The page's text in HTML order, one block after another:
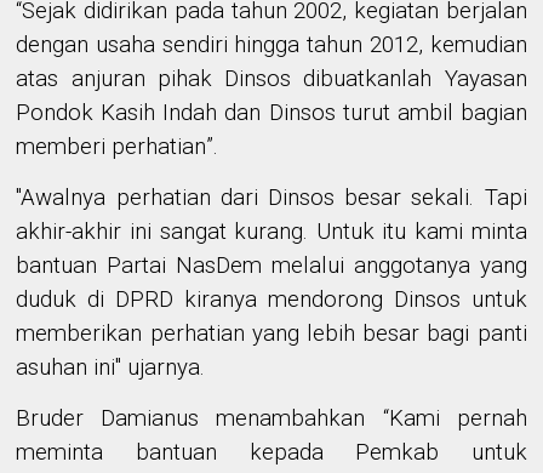
“Sejakdidirikan pada tahun 2002, kegiatan berjalan
dengan usaha sendiri hingga tahun 2012, kemudian
atas anjuran pihak Dinsos dibuatkanlah Yayasan
Pondok Kasih Indahdan Dinsos turut ambil bagian
memberi perhatian”.
"Awalnya perhatian dari Dinsos besar sekali. Tapi
akhir-akhir ini sangat kurang. Untuk itu kami minta
bantuan Partai NasDem melalui anggotanya yang
duduk di DPRD kiranya mendorong Dinsos untuk
memberikan perhatian yang lebih besar bagi panti
asuhan ini" ujarnya.
Bruder Damianus menambahkan “Kami
pernah
meminta bantuan kepada Pemkab untuk